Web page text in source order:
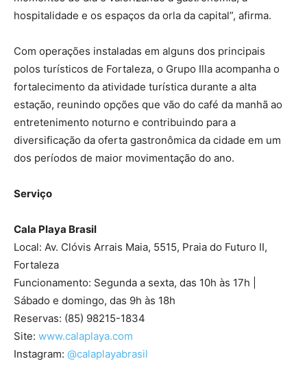
hospitalidade e os espaços da orla da capital”, afirma.
Com operações instaladas em alguns dos principais
polos turísticos de Fortaleza, o Grupo Illa acompanha o
fortalecimento da atividade turística durante a alta
estação, reunindo opções que vão do café da manhã ao
entretenimento noturno e contribuindo para a
diversificação da oferta gastronômica da cidade em um
dos períodos de maior movimentação do ano.
Serviço
Cala Playa Brasil
Local: Av. Clóvis Arrais Maia, 5515, Praia do Futuro II,
Fortaleza
Funcionamento: Segunda a sexta, das 10h às 17h |
Sábado e domingo, das 9h às 18h
Reservas: (85) 98215-1834
Site: www.calaplaya.com
Instagram: @calaplayabrasil